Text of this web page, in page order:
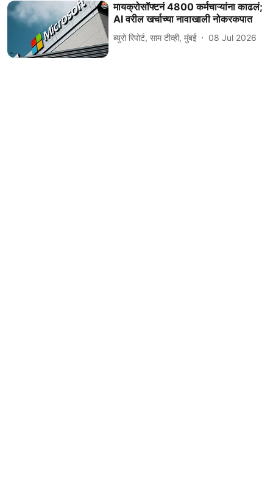
मायक्रोसॉफ्टनं 4800 कर्मचाऱ्यांना काढलं;
AI वरील खर्चाच्या नावाखाली नोकरकपात
ब्युरो रिपोर्ट, साम टीव्ही, मुंबई 08 Jul 2026